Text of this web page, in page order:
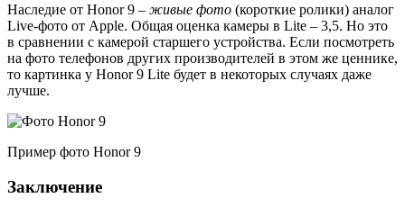
Наследие от Honor 9 – живые фото (короткие ролики) аналог
Live-фото от Apple. Общая оценка камеры в Lite – 3,5. Но это
в сравнении с камерой старшего устройства. Если посмотреть
на фото телефонов других производителей в этом же ценнике,
то картинка у Honor 9 Lite будет в некоторых случаях даже
лучше.
Пример фото Honor 9
Заключение